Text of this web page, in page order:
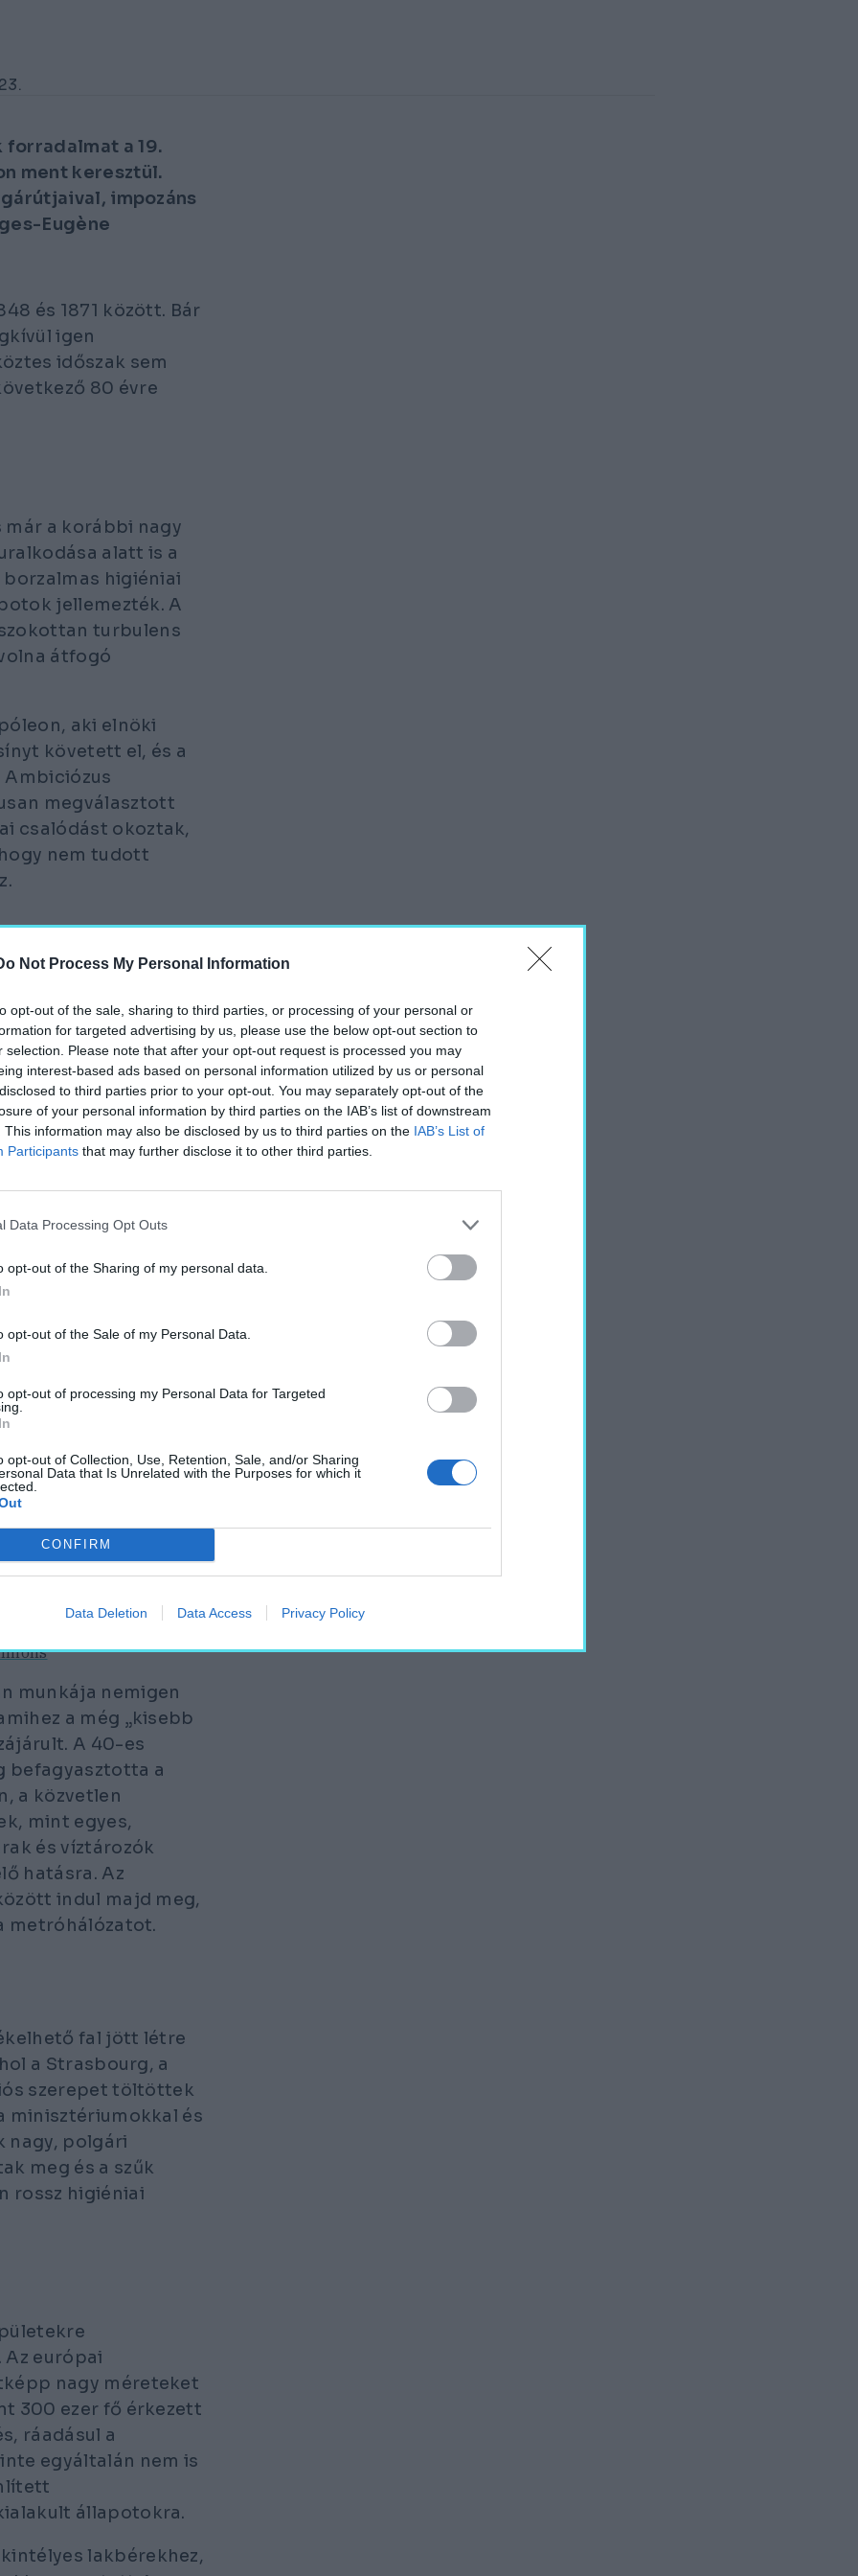
Not Process My Personal Information
opt-out of the sale, sharing to third parties, or processing of your personal or
for targeted advertising by us, please use the below opt-out section to
selection. Please note that after your opt-out request is processed you may
interest-based ads based on personal information utilized by us or personal
to third parties prior to your opt-out. You may separately opt-out of the
of your personal information by third parties on the IAB’s list of downstream
This information may also be disclosed by us to third parties on the IAB’s List of
Participants that may further disclose it to other third parties.
Data Processing Opt Outs
opt-out of the Sharing of my personal data.
opt-out of the Sale of my Personal Data.
opt-out of processing my Personal Data for Targeted
opt-out of Collection, Use, Retention, Sale, and/or Sharing
Data that Is Unrelated with the Purposes for which it
CONFIRM
Data Deletion Data Access Privacy Policy
forradalmat a 19.
ment keresztül.
impozáns
Eugène
és 1871 között. Bár
igen
időszak sem
80 évre
már a korábbi nagy
alatt is a
higiéniai
jellemezték. A
turbulens
átfogó
aki elnöki
követett el, és a
megválasztott
csalódást okoztak,
nem tudott
megye
kezdett
amik gyakran egész
egymást; a védelem
és egy
kiűzése a városból,
kordában tartani.
a katonai
fontosak, másrészt
utak tág terein
töltöttek be, a
Étoile tér
szolgált, de
HATÁROK
12 KERÜLETET
ÁM EGY 1860-AS
TOVÁBBI 400 EZER
munkája nemigen
a még „kisebb
A 40-es
befagyasztotta a
a közvetlen
mint egyes,
és víztározók
hatásra. Az
indul majd meg,
metróhálózatot.
fal jött létre
a Strasbourg, a
szerepet töltöttek
minisztériumokkal és
nagy, polgári
meg és a szűk
rossz higiéniai
európai
nagy méreteket
300 ezer fő érkezett
ráadásul a
egyáltalán nem is
állapotokra.
lakbérekhez,